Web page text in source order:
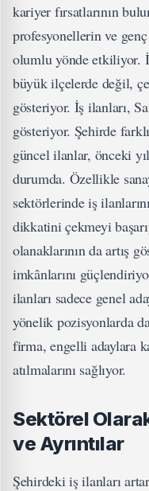
kariyer fırsatlarının
profesyonellerin ve genç
olumlu yönde etkiliyor.
büyük ilçelerde değil,
gösteriyor. İş ilanları,
gösteriyor. Şehirde
güncel ilanlar, önceki
durumda. Özellikle
sektörlerinde iş
dikkatini çekmeyi
olanaklarının da artış
imkânlarını
ilanları sadece genel
yönelik pozisyonlarda
firma, engelli adaylara
atılmalarını sağlıyor.
Sektörel
ve Ayrıntılar
Şehirdeki iş ilanları